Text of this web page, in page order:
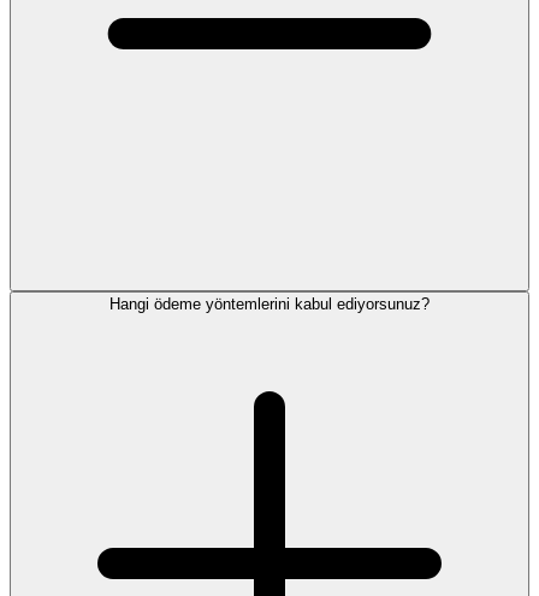
Hangi ödeme yöntemlerini kabul ediyorsunuz?